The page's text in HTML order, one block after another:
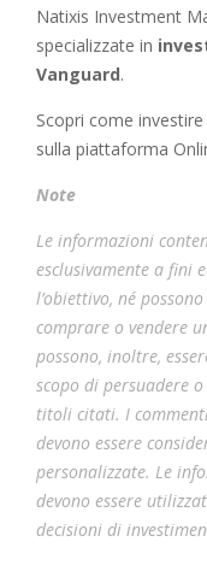
Natixis Investment
specializzate in
Vanguard.
Scopri come
sulla piattaforma
Note
Le informazioni
esclusivamente a fini
l’obiettivo, né
comprare o vendere
possono, inoltre,
scopo di persuadere
titoli citati. I
devono essere
personalizzate. Le
devono essere
decisioni di